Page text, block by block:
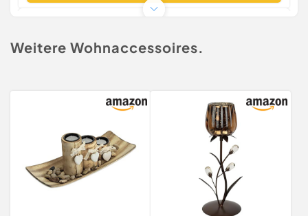
gratis Versand | 2 Tage
gratis Versand | 4 Tage
Weitere Wohnaccessoires.